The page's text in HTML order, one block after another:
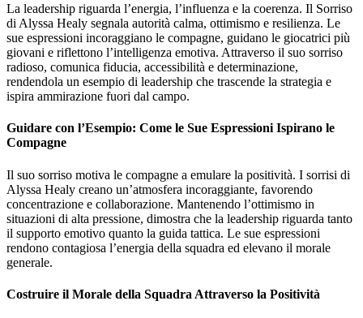
La leadership riguarda l’energia, l’influenza e la coerenza. Il Sorriso
di Alyssa Healy segnala autorità calma, ottimismo e resilienza. Le
sue espressioni incoraggiano le compagne, guidano le giocatrici più
giovani e riflettono l’intelligenza emotiva. Attraverso il suo sorriso
radioso, comunica fiducia, accessibilità e determinazione,
rendendola un esempio di leadership che trascende la strategia e
ispira ammirazione fuori dal campo.
Guidare con l’Esempio: Come le Sue Espressioni Ispirano le
Compagne
Il suo sorriso motiva le compagne a emulare la positività. I sorrisi di
Alyssa Healy creano un’atmosfera incoraggiante, favorendo
concentrazione e collaborazione. Mantenendo l’ottimismo in
situazioni di alta pressione, dimostra che la leadership riguarda tanto
il supporto emotivo quanto la guida tattica. Le sue espressioni
rendono contagiosa l’energia della squadra ed elevano il morale
generale.
Costruire il Morale della Squadra Attraverso la Positività